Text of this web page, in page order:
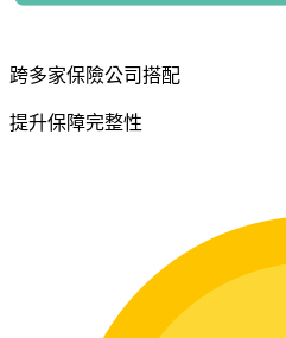
跨多家保險公司搭配
提升保障完整性